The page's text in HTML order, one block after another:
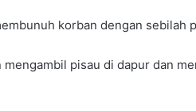
korban dengan sebilah
pisau di dapur dan